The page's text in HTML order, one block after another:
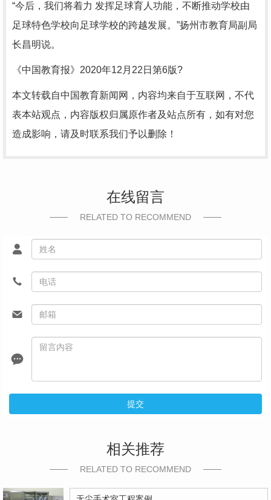
“今后，我们将着力 发挥足球育人功能，不断推动学校由
足球特色学校向足球学校的跨越发展。”扬州市教育局副局
长昌明说。
《中国教育报》2020年12月22日第6版?
本文转载自中国教育新闻网，内容均来自于互联网，不代
表本站观点，内容版权归属原作者及站点所有，如有对您
造成影响，请及时联系我们予以删除！
在线留言
RELATED TO RECOMMEND
提交
相关推荐
RELATED TO RECOMMEND